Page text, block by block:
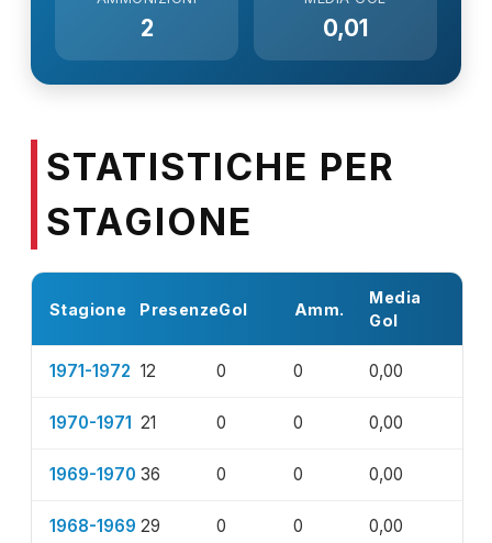
2 0,01
STATISTICHE PER
STAGIONE
Stagione PresenzeGol Amm.
Media
Gol
1971-1972 12 0 0 0,00
1970-1971 21 0 0 0,00
1969-1970 36 0 0 0,00
1968-1969 29 0 0 0,00